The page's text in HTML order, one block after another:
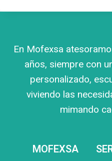
En Mofexsa
años, siempre con
personalizado,
viviendo las
mimando
MOFEXSA